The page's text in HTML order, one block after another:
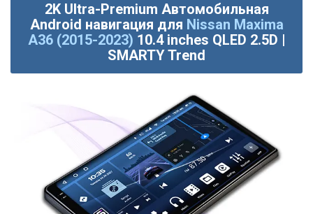
2K Ultra-Premium Автомобильная
Android навигация для Nissan Maxima
A36 (2015-2023) 10.4 inches QLED 2.5D |
SMARTY Trend